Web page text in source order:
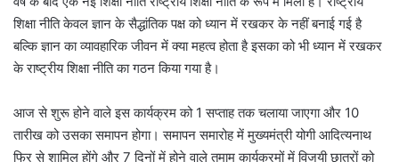
शिक्षा नीति केवल ज्ञान के सैद्धांतिक पक्ष को ध्यान में रखकर के नहीं बनाई गई है
बल्कि ज्ञान का व्यावहारिक जीवन में क्या महत्व होता है इसका को भी ध्यान में रखकर
के राष्ट्रीय शिक्षा नीति का गठन किया गया है।
आज से शुरू होने वाले इस कार्यक्रम को 1 सप्ताह तक चलाया जाएगा और 10
तारीख को उसका समापन होगा। समापन समारोह में मुख्यमंत्री योगी आदित्यनाथ
फिर से शामिल होंगे और 7 दिनों में होने वाले तमाम कार्यक्रमों में विजयी छात्रों को